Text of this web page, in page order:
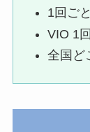
1回ご
VIO 1
全国ど